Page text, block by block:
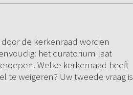
de kerkenraad worden
het curatorium laat
Welke kerkenraad heeft
te weigeren? Uw tweede vraag is